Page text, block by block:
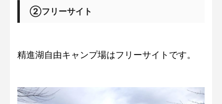
②フリーサイト
精進湖自由キャンプ場はフリーサイトです。